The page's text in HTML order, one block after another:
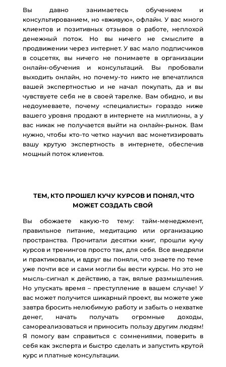
จดแจ้ง อย ออนไลน์- ... [Trackback] [...] Here you will find
35869 more Info to that Topic: eharitonova.ru/kak-
novichku-zarabotat-100-000-na-svoix-znaniyax/ [...]
fvg คือ- ... [Trackback] [...] Find More here on that
Topic: eharitonova.ru/kak-novichku-zarabotat-100-000-
na-svoix-znaniyax/ [...]
Sweet Bonanza- ... [Trackback] [...] Read More
Information here on that Topic: eharitonova.ru/kak-
novichku-zarabotat-100-000-na-svoix-znaniyax/ [...]
Al-Yarmok University College 1- ... [Trackback] [...]
Read More Information here on that Topic:
eharitonova.ru/kak-novichku-zarabotat-100-000-na-
More here to that Topic: eharitonova.ru/kak-novichku-
zarabotat-100-000-na-svoix-znaniyax/ [...]
กำจัดปลวก ภูเก็ต- ... [Trackback] [...] Find More Info here
on that Topic: eharitonova.ru/kak-novichku-zarabotat-
100-000-na-svoix-znaniyax/ [...]
Habanero พริกที่เผ็ดสุดในโลกสู่ค่ายสล็อตสุดแซ่บ- ...
eharitonova.ru/kak-novichku-zarabotat-100-000-na-
svoix-znaniyax/ [...]
https://onlajnlotoklub.fun/
- ... [Trackback] [...] There
you can find 89224 more Information to that Topic:
eharitonova.ru/kak-novichku-zarabotat-100-000-na-
svoix-znaniyax/ [...]
Вы давно занимаетесь обучением и
консультированием, но «вживую», офлайн. У вас много
клиентов и позитивных отзывов о работе, неплохой
денежный поток. Но вы ничего не смыслите в
продвижении через интернет. У вас мало подписчиков
в соцсетях, вы ничего не понимаете в организации
онлайн-обучения и консультаций. Вы пробовали
выходить онлайн, но почему-то никто не впечатлился
вашей экспертностью и не начал покупать, да и вы
чувствуете себя не в своей тарелке. Вам обидно, и вы
недоумеваете, почему «специалисты» гораздо ниже
вашего уровня продают в интернете на миллионы, а у
вас никак не получается выйти на онлайн-рынок. Вам
нужно, чтобы кто-то четко научил вас монетизировать
вашу крутую экспертность в интернете, обеспечив
мощный поток клиентов.
ТЕМ, КТО ПРОШЕЛ КУЧУ КУРСОВ И ПОНЯЛ, ЧТО
МОЖЕТ СОЗДАТЬ СВОЙ
Вы обожаете какую-то тему: тайм-менеджмент,
правильное питание, медитацию или организацию
пространства. Прочитали десятки книг, прошли кучу
курсов и тренингов просто так, для себя. Все внедряли
и практиковали, и вдруг вы поняли, что знаете по теме
уже почти все и сами могли бы вести курсы. Но это не
мысль-сигнал к действию, а так, вялые размышления.
Но упускать время – преступление в вашем случае! У
вас может получится шикарный проект, вы можете уже
завтра бросить нелюбимую работу и забыть о нехватке
денег, начать получать огромные доходы,
самореализоваться и приносить пользу другим людям!
Я помогу вам справиться с сомнениями, поверить в
себя как эксперта и быстро сделать и запустить крутой
курс и платные консультации.